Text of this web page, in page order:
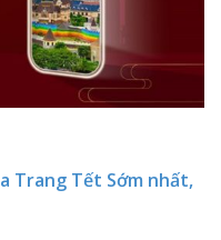
Trang Tết Sớm nhất,